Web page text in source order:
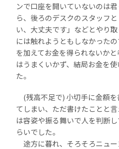
ンで口座を開いていないのは
ら、後ろのデスクのスタッフ
い、大丈夫です」などとやり
には触れようともしなかった
を加えてお金を得られないか
はうまくいかず、結局お金を
た。
(残高不足で) 小切手に金額
てしまい、ただ書けたことと
は容姿や振る舞いで人を判断
らいでした。
途方に暮れ、そろそろニュ